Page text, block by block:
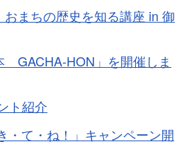
まちの歴史を知る講座 in 御
GACHA-HON」を開催しま
ト紹介
・て・ね！」キャンペーン開